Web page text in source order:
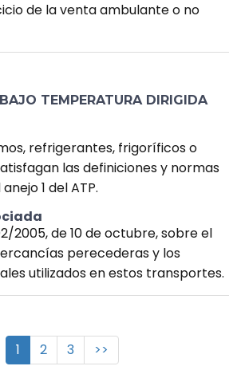
de la venta ambulante o no
TEMPERATURA DIRIGIDA
refrigerantes, frigoríficos o
las definiciones y normas
1 del ATP.
2005, de 10 de octubre, sobre el
perecederas y los
utilizados en estos transportes.
1 2 3 >>